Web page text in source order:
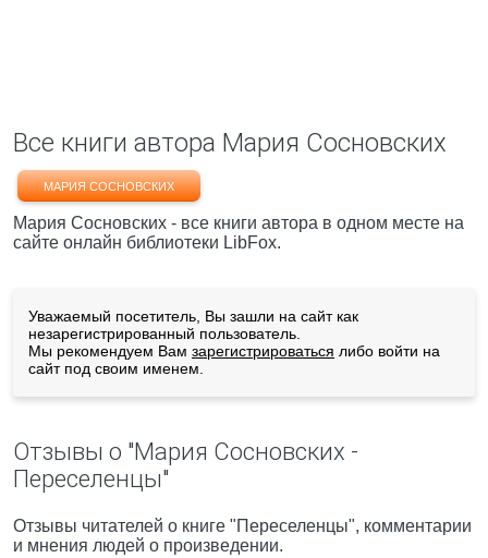
Все книги автора Мария Сосновских
МАРИЯ СОСНОВСКИХ
Мария Сосновских - все книги автора в одном месте на
сайте онлайн библиотеки LibFox.
Уважаемый посетитель, Вы зашли на сайт как
незарегистрированный пользователь.
Мы рекомендуем Вам зарегистрироваться либо войти на
сайт под своим именем.
Отзывы о "Мария Сосновских -
Переселенцы"
Отзывы читателей о книге "Переселенцы", комментарии
и мнения людей о произведении.